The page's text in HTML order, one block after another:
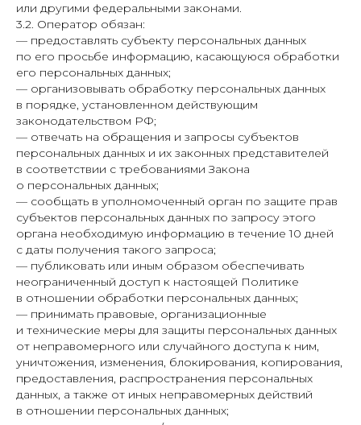
или другими федеральными законами.
3.2. Оператор обязан:
— предоставлять субъекту персональных данных
по его просьбе информацию, касающуюся обработки
его персональных данных;
— организовывать обработку персональных данных
в порядке, установленном действующим
законодательством РФ;
— отвечать на обращения и запросы субъектов
персональных данных и их законных представителей
в соответствии с требованиями Закона
о персональных данных;
— сообщать в уполномоченный орган по защите прав
субъектов персональных данных по запросу этого
органа необходимую информацию в течение 10 дней
с даты получения такого запроса;
— публиковать или иным образом обеспечивать
неограниченный доступ к настоящей Политике
в отношении обработки персональных данных;
— принимать правовые, организационные
и технические меры для защиты персональных данных
от неправомерного или случайного доступа к ним,
уничтожения, изменения, блокирования, копирования,
предоставления, распространения персональных
данных, а также от иных неправомерных действий
в отношении персональных данных;